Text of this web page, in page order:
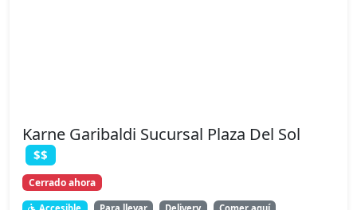
Karne Garibaldi Sucursal Plaza Del Sol
$$
Cerrado ahora